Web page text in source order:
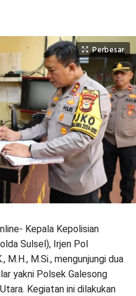
Perbesar
Kepala Kepolisian
Sulsel), Irjen Pol
M.H., M.Si., mengunjungi dua
yakni Polsek Galesong
Kegiatan ini dilakukan